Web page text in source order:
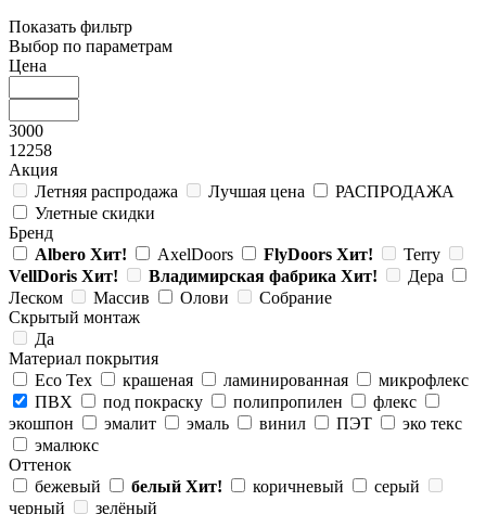
Показать фильтр
Выбор по параметрам
Цена
3000
12258
Акция
Летняя распродажа
Лучшая цена
РАСПРОДАЖА
Улетные скидки
Бренд
Albero Хит! AxelDoors FlyDoors Хит!
Terry
VellDoris Хит! Владимирская фабрика Хит!
Дера
Леском
Массив Олови
Собрание
Скрытый монтаж
Да
Материал покрытия
Eco Tex
крашеная ламинированная
микрофлекс
ПВХ
под покраску полипропилен
флекс
экошпон
эмалит эмаль винил ПЭТ
эко текс
эмалюкс
Оттенок
бежевый
белый Хит! коричневый
серый
черный
зелёный